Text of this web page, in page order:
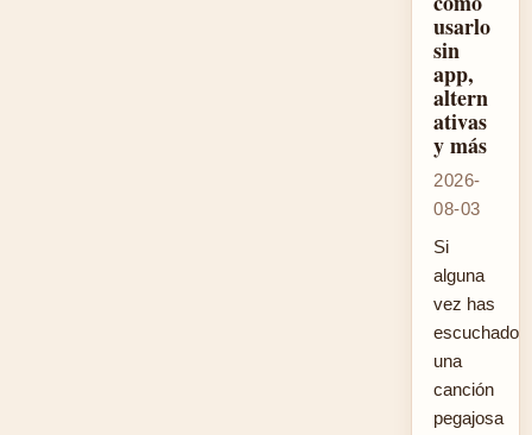
usarlo
sin
app,
altern
ativas
y más
2026-
08-03
Si
alguna
vez has
escuchado
una
canción
pegajosa